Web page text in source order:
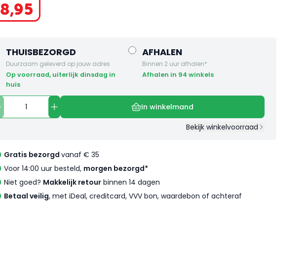
8,95
THUISBEZORGD
Duurzaam geleverd op jouw adres
op voorraad, uiterlijk dinsdag in
huis
AFHALEN
Binnen 2 uur afhalen*
Afhalen in 94 winkels
In winkelmand
Bekijk winkelvoorraad
Gratis bezorgd vanaf € 35
Voor 14:00 uur besteld, morgen bezorgd*
Niet goed? Makkelijk retour binnen 14 dagen
Betaal veilig, met iDeal, creditcard, VVV bon, waardebon of achteraf